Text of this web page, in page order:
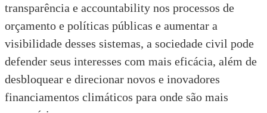
transparência e accountability nos processos de
orçamento e políticas públicas e aumentar a
visibilidade desses sistemas, a sociedade civil pode
defender seus interesses com mais eficácia, além de
desbloquear e direcionar novos e inovadores
financiamentos climáticos para onde são mais